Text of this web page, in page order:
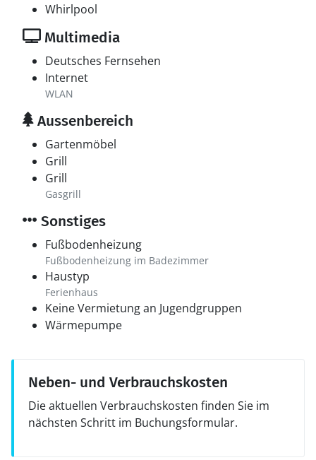
Whirlpool
Multimedia
Deutsches Fernsehen
Internet
WLAN
Aussenbereich
Gartenmöbel
Grill
Grill
Gasgrill
Sonstiges
Fußbodenheizung
Fußbodenheizung im Badezimmer
Haustyp
Ferienhaus
Keine Vermietung an Jugendgruppen
Wärmepumpe
Neben- und Verbrauchskosten
Die aktuellen Verbrauchskosten finden Sie im
nächsten Schritt im Buchungsformular.